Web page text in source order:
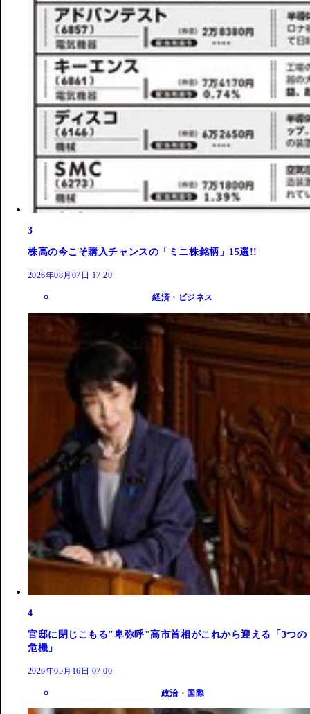
3
株高の今こそ購入チャンスの「ミニ株銘柄」15選!!
2026年08月07日 17:20
経済・ビジネス
4
官邸に閉じこもる"卑弥呼"高市首相がこれから迎える「3つの
危機」
2026年05月16日 07:00
政治・国際